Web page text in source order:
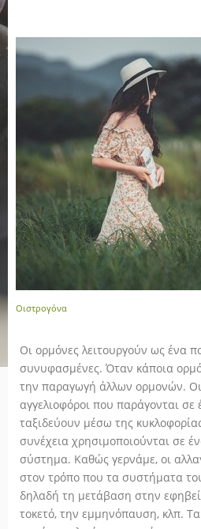
Οιστρογόνα
Οι ορμόνες λειτουργούν ως ένα
συνυφασμένες. Όταν κάποια
την παραγωγή άλλων ορμονών. Οι
αγγελιοφόροι που παράγονται σε
ταξιδεύουν μέσω της
συνέχεια χρησιμοποιούνται σε
σύστημα. Καθώς γερνάμε, οι
στον τρόπο που τα συστήματα
δηλαδή τη μετάβαση στην
τοκετό, την εμμηνόπαυση, κλπ.